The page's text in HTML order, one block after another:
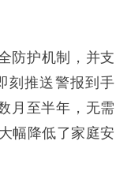
防护机制，并支
刻推送警报到手
月至半年，无需
幅降低了家庭安